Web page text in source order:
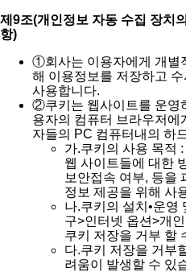
제9조(개인정보 자동 수집 장치
항)
①회사는 이용자에게 개별
해 이용정보를 저장하고 수
사용합니다.
②쿠키는 웹사이트를 운영
용자의 컴퓨터 브라우저에
자들의 PC 컴퓨터내의 하
가.쿠키의 사용 목적
웹 사이트들에 대한
보안접속 여부, 등을
정보 제공을 위해 사
나.쿠키의 설치•운영
구>인터넷 옵션>개
쿠키 저장을 거부 할
다.쿠키 저장을 거부
려움이 발생할 수 있